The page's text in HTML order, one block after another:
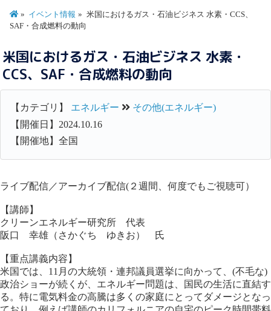
イベント情報
米国におけるガス・石油ビジネス 水素・CCS、
SAF・合成燃料の動向
米国におけるガス・石油ビジネス 水素・
CCS、SAF・合成燃料の動向
【カテゴリ】 エネルギー
その他(エネルギー)
【開催日】2024.10.16
【開催地】全国
ライブ配信／アーカイブ配信(２週間、何度でもご視聴可）
【講師】
クリーンエネルギー研究所 代表
阪口 幸雄（さかぐち ゆきお） 氏
【重点講義内容】
米国では、11月の大統領・連邦議員選挙に向かって、(不毛な)
政治ショーが続くが、エネルギー問題は、国民の生活に直結す
る。特に電気料金の高騰は多くの家庭にとってダメージとなっ